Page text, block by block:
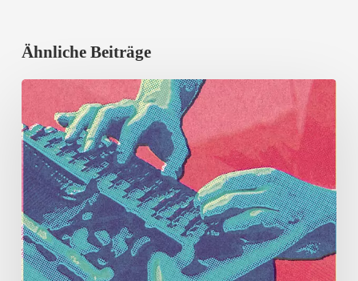
Ähnliche Beiträge
Erfolgreicher
Vortragsabend
mit
Prof.
Dr.
Rieger-
Ladich,
Uni